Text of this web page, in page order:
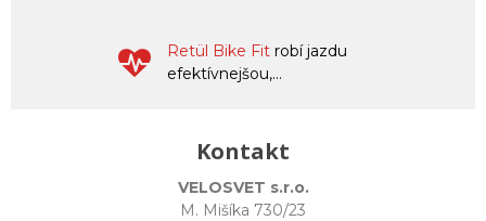
Retül Bike Fit robí jazdu
efektívnejšou,...
Kontakt
VELOSVET s.r.o.
M. Mišíka 730/23